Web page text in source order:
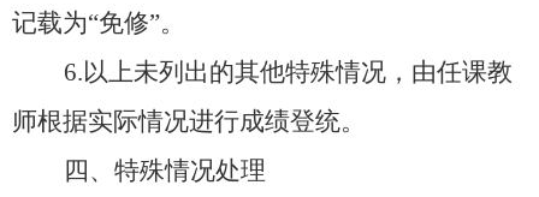
记载为“免修”。
6.以上未列出的其他特殊情况，由任课教
师根据实际情况进行成绩登统。
四、特殊情况处理